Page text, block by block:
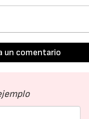
un comentario